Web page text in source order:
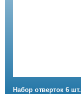
Набор отверток 6 шт.